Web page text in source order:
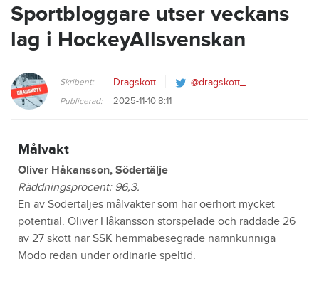
Sportbloggare utser veckans
lag i HockeyAllsvenskan
Skribent: Dragskott @dragskott_
Publicerad: 2025-11-10 8:11
Målvakt
Oliver Håkansson, Södertälje
Räddningsprocent: 96,3.
En av Södertäljes målvakter som har oerhört mycket
potential. Oliver Håkansson storspelade och räddade 26
av 27 skott när SSK hemmabesegrade namnkunniga
Modo redan under ordinarie speltid.